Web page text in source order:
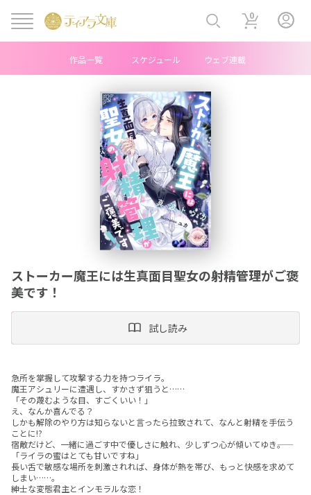
ニ
ュ
庫
作品一覧 スケジュール ウェブ連載
0
ストーカー魔王には生真面目聖女の射精管理がご褒
美です！
試し読み
急所を掌握して攻撃する力を持つライラ。
魔王アシュリーに遭遇し、すかさず狙うと……
「その蔑むような目、すごくいい！」
え、なんか喜んでる？
しかも解除のやり方は知らないと言ったら拉致されて、なんと射精を手伝う
ことに!?
宿敵だけど、一緒に過ごす中で優しさに触れ、少しずつ心が傾いてゆき――。
「ライラの蜜はとても甘いですね」
長い舌で敏感な場所を刺激されれば、身体が熱を帯び、もっと快感を求めて
しまい……。
紳士な変態君主とインモラルな恋！